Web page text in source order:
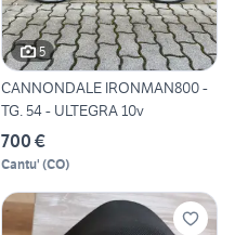
5
CANNONDALE IRONMAN800 -
TG. 54 - ULTEGRA 10v
700 €
Cantu' (CO)